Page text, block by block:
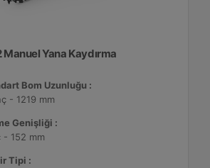
Manuel Yana Kaydırma
Bom Uzunluğu :
- 1219 mm
Genişliği :
- 152 mm
Tipi :